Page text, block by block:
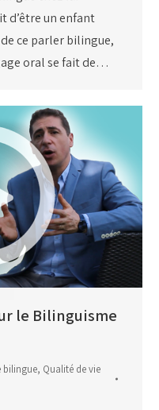
d’être un enfant
ce parler bilingue,
oral se fait de…
le Bilinguisme
bilingue, Qualité de vie